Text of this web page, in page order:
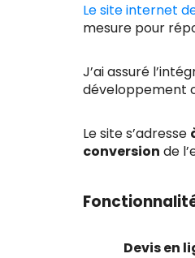
Le site internet
mesure pour
J’ai assuré
développement
Le site s’adresse
conversion de
Devis en